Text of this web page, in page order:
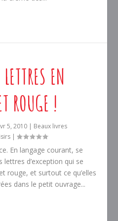
EN
ROUGE !
5, 2010 | Beaux livres
|
En langage courant, se
d’exception qui se
rouge, et surtout ce qu’elles
dans le petit ouvrage...